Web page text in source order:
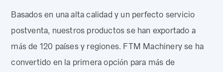
Basados en una alta calidad y un perfecto servicio
postventa, nuestros productos se han exportado a
más de 120 países y regiones. FTM Machinery se ha
convertido en la primera opción para más de